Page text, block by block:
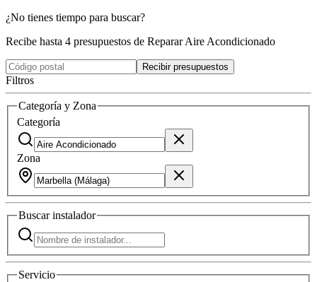
¿No tienes tiempo para buscar?
Recibe hasta 4 presupuestos de Reparar Aire Acondicionado
Recibir presupuestos
Filtros
Categoría y Zona
Categoría
Zona
Buscarinstalador
Servicio